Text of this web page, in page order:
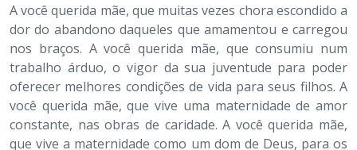
A você querida mãe, que muitas vezes chora escondido a
dor do abandono daqueles que amamentou e carregou
nos braços. A você querida mãe, que consumiu num
trabalho árduo, o vigor da sua juventude para poder
oferecer melhores condições de vida para seus filhos. A
você querida mãe, que vive uma maternidade de amor
constante, nas obras de caridade. A você querida mãe,
que vive a maternidade como um dom de Deus, para os